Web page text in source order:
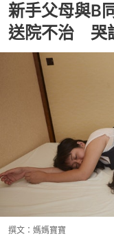
新手父母與B
送院不治 哭
撰文： 媽媽寶寶